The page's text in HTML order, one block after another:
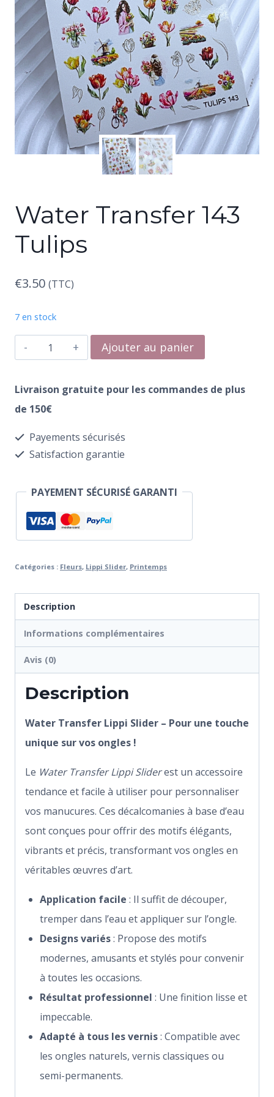
Water Transfer 143
Tulips
€3.50 (TTC)
7 en stock
quantité
de
Water
Transfer
Tulips
Ajouter au panier
Livraison gratuite pour les commandes de plus
de 150€
Payements sécurisés
Satisfaction garantie
PAYEMENT SÉCURISÉ GARANTI
Catégories : Fleurs, Lippi Slider, Printemps
Description
Informations complémentaires
Avis (0)
Description
Water Transfer Lippi Slider – Pour une touche
unique sur vos ongles !
Le Water Transfer Lippi Sliderest un accessoire
tendance et facile à utiliser pour personnaliser
vos manucures. Ces décalcomanies à base d’eau
sont conçues pour offrir des motifs élégants,
vibrants et précis, transformant vos ongles en
véritables œuvres d’art.
Application facile : Il suffit de découper,
tremper dans l’eau et appliquer sur l’ongle.
Designs variés: Propose des motifs
modernes, amusants et stylés pour convenir
à toutes les occasions.
Résultat professionnel : Une finition lisse et
impeccable.
Adapté à tous les vernis: Compatible avec
les ongles naturels, vernis classiques ou
semi-permanents.